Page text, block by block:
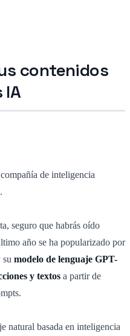
contenidos
de inteligencia
seguro que habrás oído
año se ha popularizado por
su modelo de lenguaje GPT-
y textos a partir de
natural basada en inteligencia